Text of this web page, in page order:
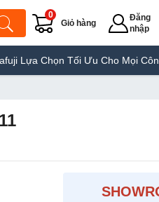
Giỏ hàng
0
Đăng
nhập
Tối Ưu Cho Mọi Công Trình